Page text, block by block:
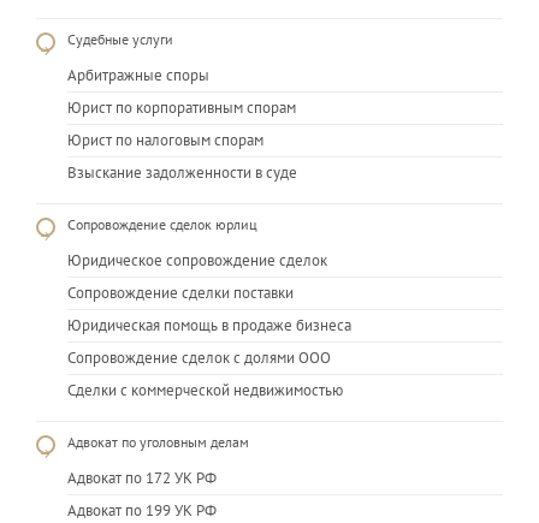
Судебные услуги
Арбитражные споры
Юрист по корпоративным спорам
Юрист по налоговым спорам
Взыскание задолженности в суде
Сопровождение сделок юрлиц
Юридическое сопровождение сделок
Сопровождение сделки поставки
Юридическая помощь в продаже бизнеса
Сопровождение сделок с долями ООО
Сделки с коммерческой недвижимостью
Адвокат по уголовным делам
Адвокат по 172 УК РФ
Адвокат по 199 УК РФ